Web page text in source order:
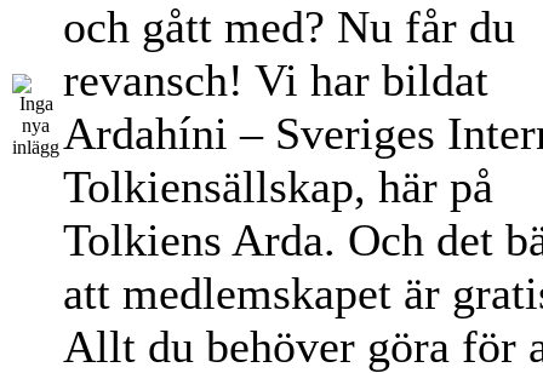
och gått med? Nu får du
revansch! Vi har bildat
Ardahíni – Sveriges
Tolkiensällskap, här på
Tolkiens Arda. Och det
att medlemskapet är
Allt du behöver göra för